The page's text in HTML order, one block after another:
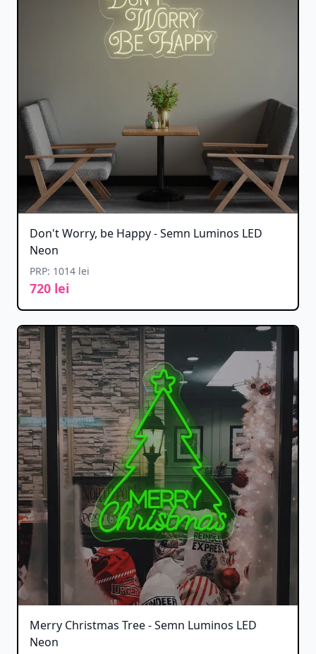
Don't Worry, be Happy - Semn Luminos LED
Neon
PRP: 1014 lei
720 lei
Merry Christmas Tree - Semn Luminos LED
Neon